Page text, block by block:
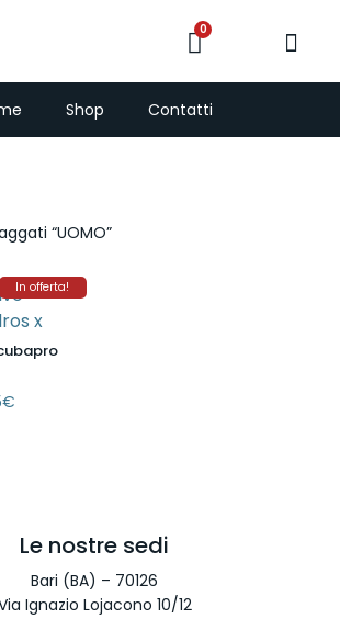
0
Shop Contatti
“UOMO”
In offerta!
€
Le nostre sedi
Bari (BA) – 70126
Ignazio Lojacono 10/12